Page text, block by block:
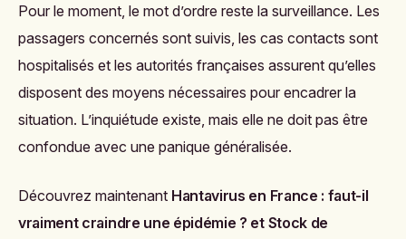
Pour le moment, le mot d’ordre reste la surveillance. Les
passagers concernés sont suivis, les cas contacts sont
hospitalisés et les autorités françaises assurent qu’elles
disposent des moyens nécessaires pour encadrer la
situation. L’inquiétude existe, mais elle ne doit pas être
confondue avec une panique généralisée.
Découvrez maintenant Hantavirus en France : faut-il
vraiment craindre une épidémie ? et Stock de